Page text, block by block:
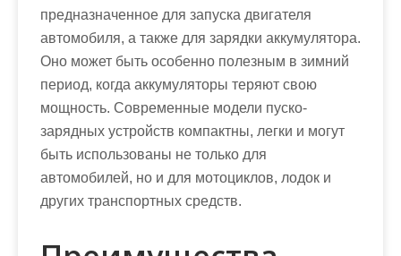
предназначенное для запуска двигателя
автомобиля, а также для зарядки аккумулятора.
Оно может быть особенно полезным в зимний
период, когда аккумуляторы теряют свою
мощность. Современные модели пуско-
зарядных устройств компактны, легки и могут
быть использованы не только для
автомобилей, но и для мотоциклов, лодок и
других транспортных средств.